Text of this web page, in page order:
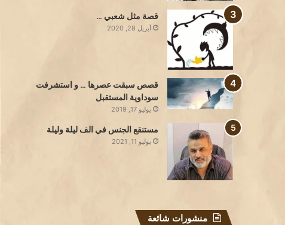
قصة مثل شعبي …
أبريل 28, 2020
قصص سبقت عصرها … و استشرفت
سوداوية المستقبل
يوليو 17, 2019
مستنقع الجنس في الف ليلة وليلة
يوليو 11, 2021
منشورات شائعة